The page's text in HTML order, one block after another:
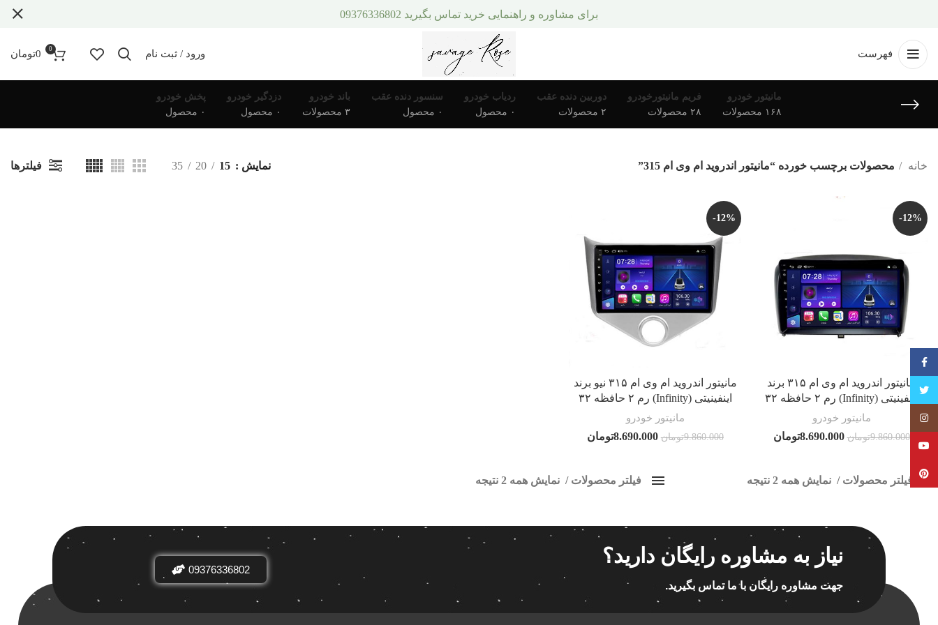
فهرست ورود / ثبت نام 0
0تومان
مانیتور خودرو
۱۶۸ محصولات
فریم مانیتورخودرو
۲۸ محصولات
دوربین دنده عقب
۲ محصولات
ردیاب خودرو
۰ محصول
سنسور دنده عقب
۰ محصول
باند خودرو
۳ محصولات
دزدگیر خودرو
۰ محصول
پخش خودرو
۰ محصول
خانه محصولات برچسب خورده “مانیتور اندروید ام وی ام 315” نمایش 15
20
35 فیلترها
-12%
مانیتور اندروید ام وی ام ۳۱۵ برند
اینفینیتی (Infinity) رم ۲ حافظه ۳۲
مانیتور خودرو
9.860.000تومان 8.690.000تومان
-12%
مانیتور اندروید ام وی ام ۳۱۵ نیو برند
اینفینیتی (Infinity) رم ۲ حافظه ۳۲
مانیتور خودرو
9.860.000تومان 8.690.000تومان
فیلتر محصولات
نمایش همه 2 نتیجه
فقط نمایش محصولات فروش فقط موجود در انبار
فیلتر محصولات نمایش همه 2 نتیجه
قیمت گذاری مرتب سازی بر اساس
محبوبیت
نیاز به مشاوره رایگان دارید؟
جهت مشاوره رایگان با ما تماس بگیرید.
09376336802
برای مشاوره و راهنمایی خرید تماس بگیرید 09376336802
تویتر
Instagram
Pinterest